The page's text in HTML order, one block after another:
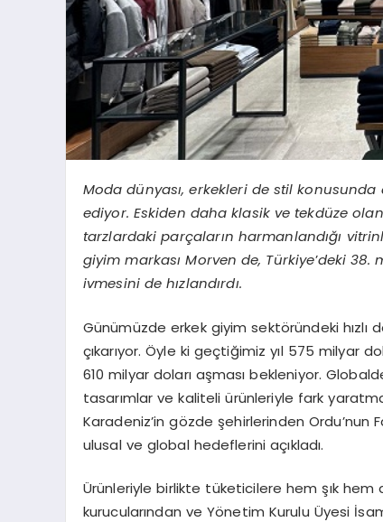
Moda dünyası, erkekleri de stil
ediyor. Eskiden daha klasik ve tekdüze
tarzlardaki parçaların harmanlandığı
giyim markası Morven de, Türkiye’deki 38.
ivmesini de hızlandırdı.
Günümüzde erkek giyim sektöründeki
çıkarıyor. Öyle ki geçtiğimiz yıl 575 milyar
610 milyar doları aşması bekleniyor.
tasarımlar ve kaliteli ürünleriyle fark
Karadeniz’in gözde şehirlerinden Ordu’nun
ulusal ve global hedeflerini açıkladı.
Ürünleriyle birlikte tüketicilere hem şık hem
kurucularından ve Yönetim Kurulu Üyesi